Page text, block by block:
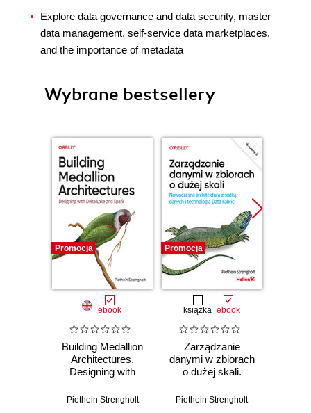
Explore data governance and data security, master
data management, self-service data marketplaces,
and the importance of metadata
Wybrane bestsellery
Promocja
ebook
Building Medallion
Architectures.
Designing with
Spark
Piethein Strengholt
Promocja
książka ebook
Zarządzanie
danymi w zbiorach
o dużej skali.
architektura z
Piethein Strengholt